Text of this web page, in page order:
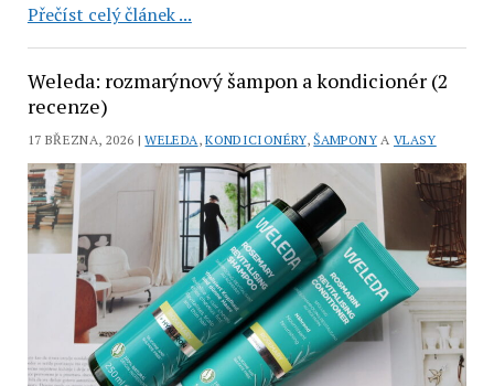
Přečíst celý článek ...LaSaponaria
šampon
a
MINI
(2
recenze)
Weleda: rozmarýnový šampon a kondicionér (2
recenze)
17 BŘEZNA, 2026 |WELEDA,KONDICIONÉRY,ŠAMPONYA VLASY